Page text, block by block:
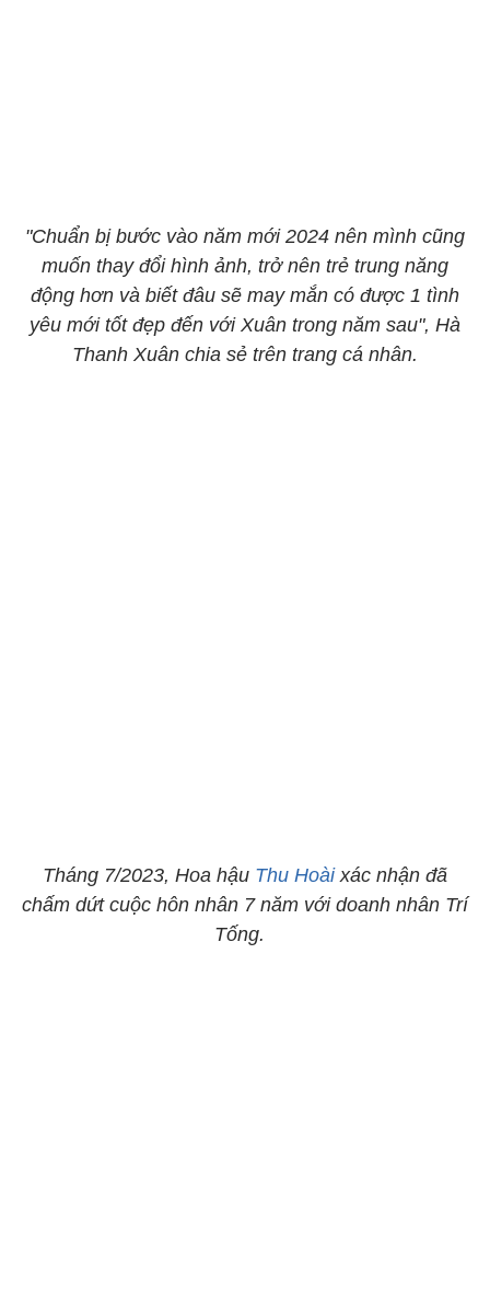
"Chuẩn bị bước vào năm mới 2024 nên mình cũng
muốn thay đổi hình ảnh, trở nên trẻ trung năng
động hơn và biết đâu sẽ may mắn có được 1 tình
yêu mới tốt đẹp đến với Xuân trong năm sau", Hà
Thanh Xuân chia sẻ trên trang cá nhân.
Tháng 7/2023, Hoa hậu Thu Hoàixác nhận đã
chấm dứt cuộc hôn nhân 7 năm với doanh nhân Trí
Tống.